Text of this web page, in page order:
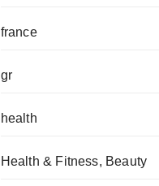
france
gr
health
Health & Fitness, Beauty